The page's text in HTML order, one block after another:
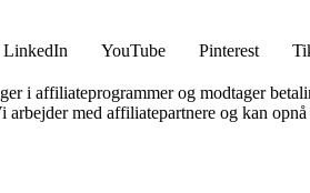
LinkedIn YouTube Pinterest
i affiliateprogrammer og modtager
med affiliatepartnere og kan